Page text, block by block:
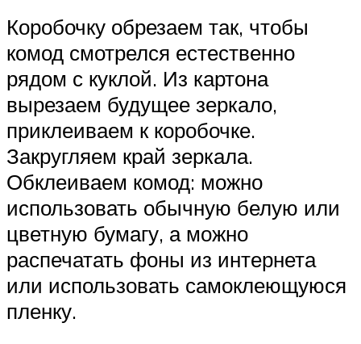
Коробочку обрезаем так, чтобы
комод смотрелся естественно
рядом с куклой. Из картона
вырезаем будущее зеркало,
приклеиваем к коробочке.
Закругляем край зеркала.
Обклеиваем комод: можно
использовать обычную белую или
цветную бумагу, а можно
распечатать фоны из интернета
или использовать самоклеющуюся
пленку.